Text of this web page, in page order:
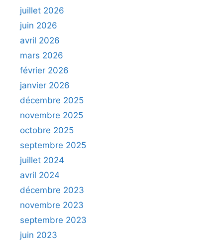
juillet 2026
juin 2026
avril 2026
mars 2026
février 2026
janvier 2026
décembre 2025
novembre 2025
octobre 2025
septembre 2025
juillet 2024
avril 2024
décembre 2023
novembre 2023
septembre 2023
juin 2023